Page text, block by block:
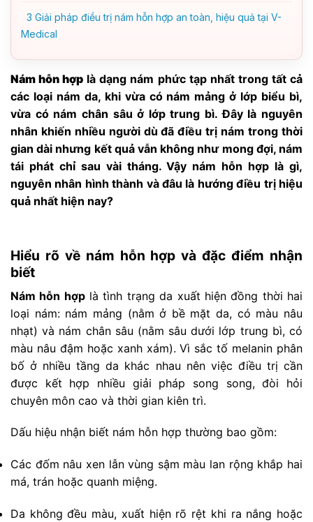
3 Giải pháp điều trị nám hỗn hợp an toàn, hiệu quả tại V-
Medical
Nám hỗn hợp là dạng nám phức tạp nhất trong tất cả
các loại nám da, khi vừa có nám mảng ở lớp biểu bì,
vừa có nám chân sâu ở lớp trung bì. Đây là nguyên
nhân khiến nhiều người dù đã điều trị nám trong thời
gian dài nhưng kết quả vẫn không như mong đợi, nám
tái phát chỉ sau vài tháng. Vậy nám hỗn hợp là gì,
nguyên nhân hình thành và đâu là hướng điều trị hiệu
quả nhất hiện nay?
Hiểu rõ về nám hỗn hợp và đặc điểm nhận
biết
Nám hỗn hợplà tình trạng da xuất hiện đồng thời hai
loại nám: nám mảng (nằm ở bề mặt da, có màu nâu
nhạt) và nám chân sâu (nằm sâu dưới lớp trung bì, có
màu nâu đậm hoặc xanh xám). Vì sắc tố melanin phân
bố ở nhiều tầng da khác nhau nên việc điều trị cần
được kết hợp nhiều giải pháp song song, đòi hỏi
chuyên môn cao và thời gian kiên trì.
Dấu hiệu nhận biết nám hỗn hợp thường bao gồm:
Các đốm nâu xen lẫn vùng sậm màu lan rộng khắp hai
má, trán hoặc quanh miệng.
Da không đều màu, xuất hiện rõ rệt khi ra nắng hoặc